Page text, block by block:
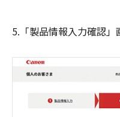
5.「製品情報入力確認